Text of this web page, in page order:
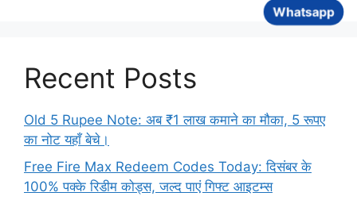
Whatsapp
Recent Posts
Old 5 Rupee Note: अब ₹1 लाख कमाने का मौका, 5 रूपए
का नोट यहाँ बेचे।
Free Fire Max Redeem Codes Today: दिसंबर के
100% पक्के रिडीम कोड्स, जल्द पाएं गिफ्ट आइटम्स